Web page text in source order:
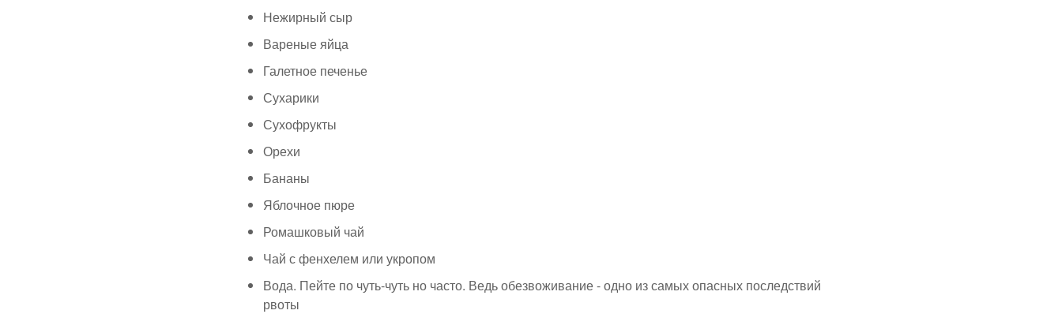
Нежирный сыр
Вареные яйца
Галетное печенье
Сухарики
Сухофрукты
Орехи
Бананы
Яблочное пюре
Ромашковый чай
Чай с фенхелем или укропом
Вода. Пейте по чуть-чуть но часто. Ведь обезвоживание - одно из самых опасных последствий
рвоты